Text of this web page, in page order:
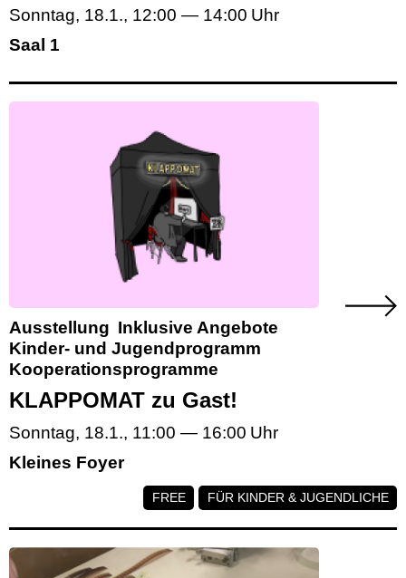
Sonntag, 18.1., 12:00 — 14:00
Saal 1
Ausstellung Inklusive Angebote
Kinder- und Jugendprogramm
Kooperationsprogramme
KLAPPOMAT zu Gast!
Sonntag, 18.1., 11:00 — 16:00
Kleines Foyer
FREE FÜR KINDER & JUGENDLICHE